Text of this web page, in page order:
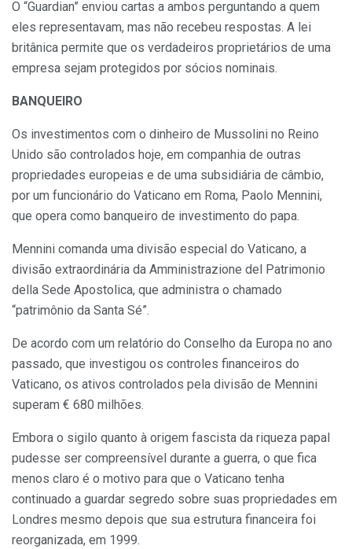
O “Guardian” enviou cartas a ambos perguntando a quem
eles representavam, mas não recebeu respostas. A lei
britânica permite que os verdadeiros proprietários de uma
empresa sejam protegidos por sócios nominais.
BANQUEIRO
Os investimentos com o dinheiro de Mussolini no Reino
Unido são controlados hoje, em companhia de outras
propriedades europeias e de uma subsidiária de câmbio,
por um funcionário do Vaticano em Roma, Paolo Mennini,
que opera como banqueiro de investimento do papa.
Mennini comanda uma divisão especial do Vaticano, a
divisão extraordinária da Amministrazione del Patrimonio
della Sede Apostolica, que administra o chamado
“patrimônio da Santa Sé”.
De acordo com um relatório do Conselho da Europa no ano
passado, que investigou os controles financeiros do
Vaticano, os ativos controlados pela divisão de Mennini
superam € 680 milhões.
Embora o sigilo quanto à origem fascista da riqueza papal
pudesse ser compreensível durante a guerra, o que fica
menos claro é o motivo para que o Vaticano tenha
continuado a guardar segredo sobre suas propriedades em
Londres mesmo depois que sua estrutura financeira foi
reorganizada, em 1999.